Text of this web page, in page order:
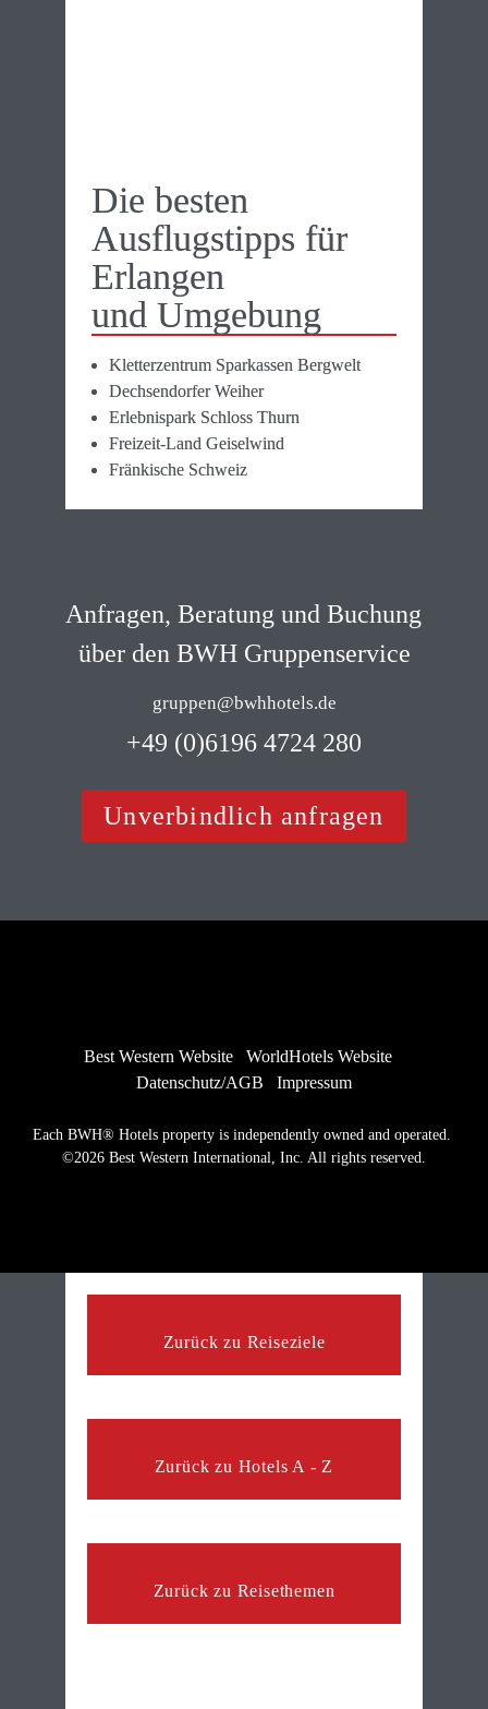
Zurück zu Reiseziele
Zurück zu Hotels A - Z
Zurück zu Reisethemen
Die besten
Ausflugs­tipps für
Erlangen
und Um­gebung
Kletterzentrum Sparkassen Bergwelt
Dechsendorfer Weiher
Erlebnispark Schloss Thurn
Freizeit-Land Geiselwind
Fränkische Schweiz
Anfragen, Beratung und Buchung
über den BWH Gruppenservice
gruppen@bwhhotels.de
+49 (0)6196 4724 280
Unverbindlich anfragen
Best Western Website
WorldHotels Website
Datenschutz/AGB
Impressum
Each BWH® Hotels property is independently owned and operated.
©2026 Best Western International, Inc. All rights reserved.